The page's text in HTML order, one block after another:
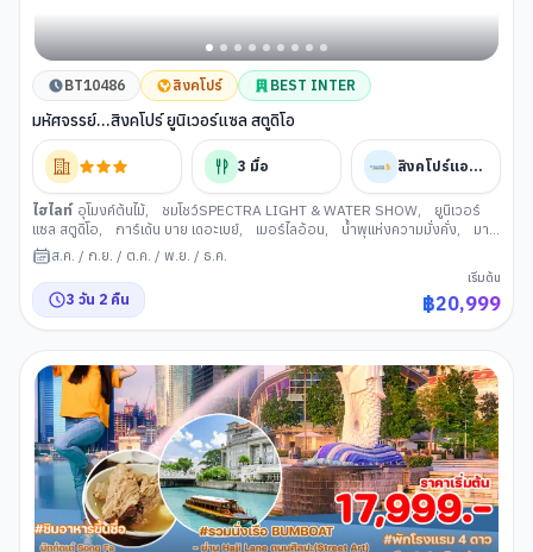
BT10486 สิงคโปร์ BEST INTER
มหัศจรรย์...สิงคโปร์ ยูนิเวอร์แซล สตูดิโอ
3 มื้อ สิงคโปร์แอร์ไลน์
ไฮไลท์ อุโมงค์ต้นไม้, ชมโชว์SPECTRA LIGHT & WATER SHOW,
ยูนิเวอร์
แซล สตูดิโอ, การ์เด้น บาย เดอะเบย์, เมอร์ไลอ้อน, น้ำพุแห่งความมั่งคั่ง,
มาริ
น่า เบย์ แซน , สะพานเกลียวเฮลิกซ์
ส.ค. / ก.ย. / ต.ค. / พ.ย. / ธ.ค.
3 วัน 2 คืน
เริ่มต้น
฿20,999